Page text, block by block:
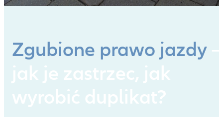
Zgubione prawo jazdy –
jak je zastrzec, jak
wyrobić duplikat?